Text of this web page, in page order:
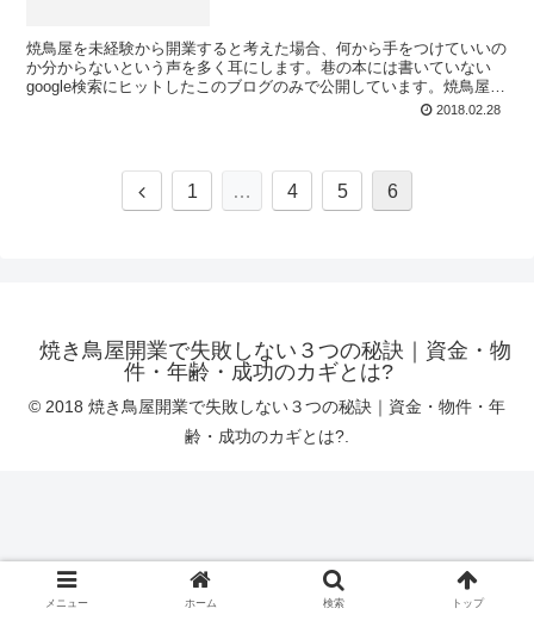
焼鳥屋を未経験から開業すると考えた場合、何から手をつけていいの
か分からないという声を多く耳にします。巷の本には書いていない
google検索にヒットしたこのブログのみで公開しています。焼鳥屋脱
2018.02.28
前
1 … 4 5 6
焼き鳥屋開業で失敗しない３つの秘訣｜資金・物
件・年齢・成功のカギとは?
© 2018 焼き鳥屋開業で失敗しない３つの秘訣｜資金・物件・年
齢・成功のカギとは?.
メニュー ホーム 検索 トップ